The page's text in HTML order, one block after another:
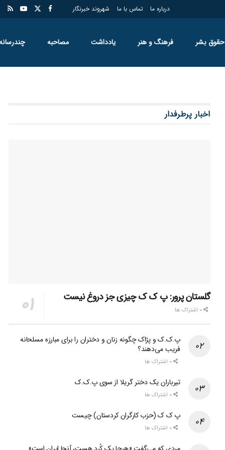
درباره ما تماس با ما شهروند خبرنگار
حقوق بشر فرهنگ و هنر یادداشت مصاحبه
اخبار پرطرفدار
گلستان پرور: پ ک ک چیزی جز دروغ نیست
0 اشتراک ها
پ.ک.ک و پژاک چگونه زنان و دختران را برای مبارزه مسلحانه
فریب می‌دهند؟
0 اشتراک ها
تیرباران یک دختر گریلا از سوی پ.ک.ک
0 اشتراک ها
پ ک ک (حزب کارگران کردستان) چیست
0 اشتراک ها